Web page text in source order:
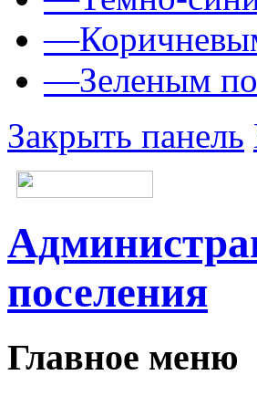
—
—Зеленым
Закрыть панель
поселения
Главное меню